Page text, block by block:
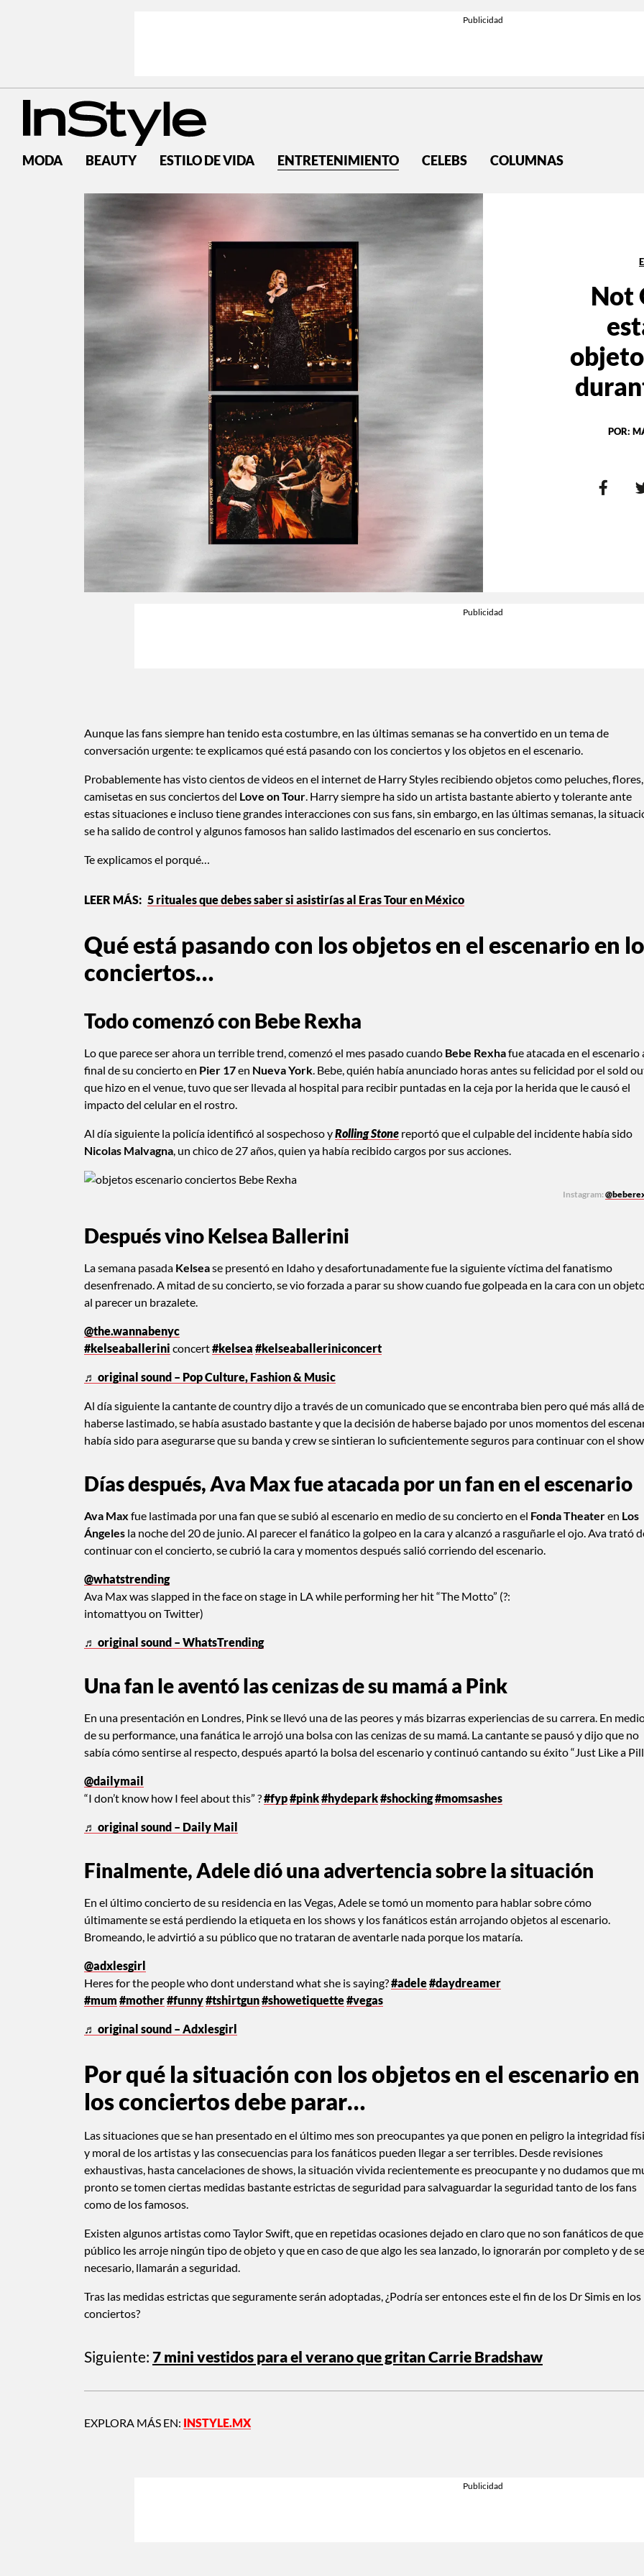
MODA BEAUTY ESTILO DE VIDA ENTRETENIMIENTO CELEBS COLUMNAS
Not
POR:
Aunque las fans siempre han tenido esta costumbre, en las últimas semanas se ha convertido en un tema de
conversación urgente: te explicamos qué está pasando con los conciertos y los objetos en el escenario.
Probablemente has visto cientos de videos en el internet de Harry Styles recibiendo objetos como peluches, flores,
camisetas en sus conciertos del Love on Tour . Harry siempre ha sido un artista bastante abierto y tolerante ante
estas situaciones e incluso tiene grandes interacciones con sus fans, sin embargo, en las últimas semanas, la
se ha salido de control y algunos famosos han salido lastimados del escenario en sus conciertos.
Te explicamos el porqué…
5 rituales que debes saber si asistirías al Eras Tour en México
Qué está pasando con los objetos en el escenario en
conciertos…
Todo comenzó con Bebe Rexha
Lo que parece ser ahora un terrible trend, comenzó el mes pasado cuando Bebe Rexhafue atacada en el escenario
final de su concierto en Pier 17en Nueva York . Bebe, quién había anunciado horas antes su felicidad por el sold
que hizo en el venue, tuvo que ser llevada al hospital para recibir puntadas en la ceja por la herida que le causó el
impacto del celular en el rostro.
Al día siguiente la policía identificó al sospechoso yRolling Stone reportó que el culpable del incidente había sido
Nicolas Malvagna , un chico de 27 años, quien ya había recibido cargos por sus acciones.
Instagram:
Después vino Kelsea Ballerini
La semana pasada Kelsease presentó en Idaho y desafortunadamente fue la siguiente víctima del fanatismo
desenfrenado. A mitad de su concierto, se vio forzada a parar su show cuando fue golpeada en la cara con un
al parecer un brazalete.
@the.wannabenyc
#kelseaballerini concert#kelsea #kelseaballeriniconcert
♬ original sound – Pop Culture, Fashion & Music
Al día siguiente la cantante de country dijo a través de un comunicado que se encontraba bien pero qué más allá de
haberse lastimado, se había asustado bastante y que la decisión de haberse bajado por unos momentos del
había sido para asegurarse que su banda y crew se sintieran lo suficientemente seguros para continuar con el
Días después, Ava Max fue atacada por un fan en el escenario
Ava Max fue lastimada por una fan que se subió al escenario en medio de su concierto en el Fonda Theateren Los
Ángeles la noche del 20 de junio. Al parecer el fanático la golpeo en la cara y alcanzó a rasguñarle el ojo. Ava trató
continuar con el concierto, se cubrió la cara y momentos después salió corriendo del escenario.
@whatstrending
Ava Max was slapped in the face on stage in LA while performing her hit “The Motto” (?:
intomattyou on Twitter)
♬ original sound – WhatsTrending
Una fan le aventó las cenizas de su mamá a Pink
En una presentación en Londres, Pink se llevó una de las peores y más bizarras experiencias de su carrera. En
de su performance, una fanática le arrojó una bolsa con las cenizas de su mamá. La cantante se pausó y dijo que no
sabía cómo sentirse al respecto, después apartó la bolsa del escenario y continuó cantando su éxito “Just Like a
@dailymail
“I don’t know how I feel about this” ?#fyp#pink#hydepark#shocking#momsashes
♬ original sound – Daily Mail
Finalmente, Adele dió una advertencia sobre la situación
En el último concierto de su residencia en las Vegas, Adele se tomó un momento para hablar sobre cómo
últimamente se está perdiendo la etiqueta en los shows y los fanáticos están arrojando objetos al escenario.
Bromeando, le advirtió a su público que no trataran de aventarle nada porque los mataría.
@adxlesgirl
Heres for the people who dont understand what she is saying?#adele#daydreamer
#mum #mother#funny#tshirtgun#showetiquette#vegas
♬ original sound – Adxlesgirl
Por qué la situación con los objetos en el escenario en
los conciertos debe parar…
Las situaciones que se han presentado en el último mes son preocupantes ya que ponen en peligro la integridad
y moral de los artistas y las consecuencias para los fanáticos pueden llegar a ser terribles. Desde revisiones
exhaustivas, hasta cancelaciones de shows, la situación vivida recientemente es preocupante y no dudamos que
pronto se tomen ciertas medidas bastante estrictas de seguridad para salvaguardar la seguridad tanto de los fans
como de los famosos.
Existen algunos artistas como Taylor Swift, que en repetidas ocasiones dejado en claro que no son fanáticos de
público les arroje ningún tipo de objeto y que en caso de que algo les sea lanzado, lo ignorarán por completo y de
necesario, llamarán a seguridad.
Tras las medidas estrictas que seguramente serán adoptadas, ¿Podría ser entonces este el fin de los Dr Simis en los
conciertos?
Siguiente: 7 mini vestidos para el verano que gritan Carrie Bradshaw
EXPLORA MÁS EN: INSTYLE.MX